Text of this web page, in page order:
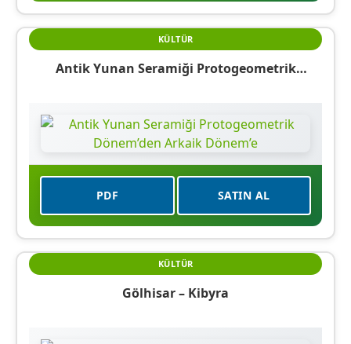
KÜLTÜR
Antik Yunan Seramiği Protogeometrik
PDF SATIN AL
KÜLTÜR
Gölhisar – Kibyra